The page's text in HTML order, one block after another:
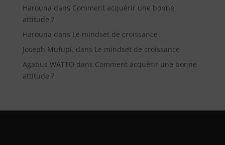
Harouna dans Comment acquérir une bonne
attitude ?
Harouna dans Le mindset de croissance
Joseph Mufupi. dans Le mindset de croissance
Agabus WATTO dans Comment acquérir une bonne
attitude ?